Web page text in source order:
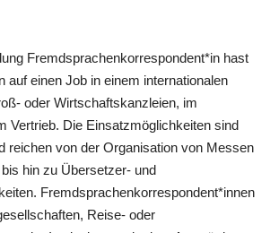
Fremdsprachenkorrespondent*in hast
auf einen Job in einem internationalen
oder Wirtschaftskanzleien, im
Vertrieb. Die Einsatzmöglichkeiten sind
reichen von der Organisation von Messen
hin zu Übersetzer- und
Fremdsprachenkorrespondent*innen
Reise- oder